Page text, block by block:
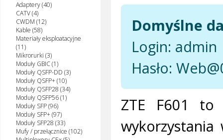
Adaptery (40)
CATV (4)
CWDM (12)
Kable (58)
Materiały eksploatacyjne
(11)
Mikrorurki (3)
Moduły GBIC (1)
Moduły QSFP-DD (3)
Moduły QSFP+ (10)
Moduły QSFP28 (34)
Moduły QSFP56 (1)
Moduły SFP (96)
Moduły SFP+ (97)
Moduły SFP28 (33)
Mufy / przełącznice (102)
Domyślne
Login: admin
Hasło:
ZTE F601 to
wykorzystania